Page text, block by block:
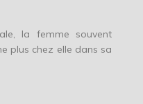
la femme souvent
plus chez elle dans sa